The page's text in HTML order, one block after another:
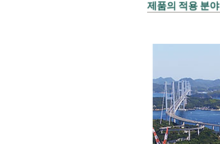
​제품의 적용 분야